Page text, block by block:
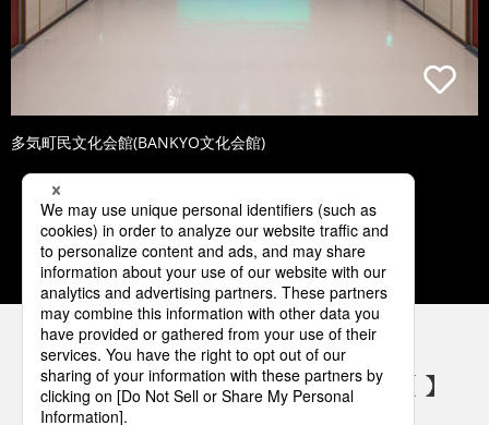
多気町民文化会館(BANKYO文化会館)
1 2 3 4 5
パナソニックの電気設備 SNSアカウント